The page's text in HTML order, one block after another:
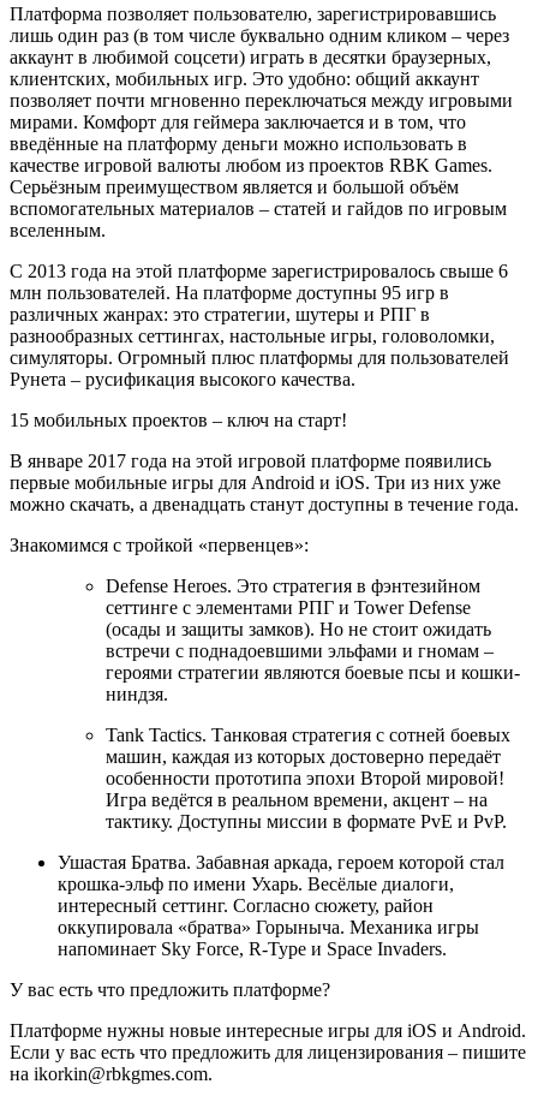
Платформа позволяет пользователю, зарегистрировавшись
лишь один раз (в том числе буквально одним кликом – через
аккаунт в любимой соцсети) играть в десятки браузерных,
клиентских, мобильных игр. Это удобно: общий аккаунт
позволяет почти мгновенно переключаться между игровыми
мирами. Комфорт для геймера заключается и в том, что
введённые на платформу деньги можно использовать в
качестве игровой валюты любом из проектов RBK Games.
Серьёзным преимуществом является и большой объём
вспомогательных материалов – статей и гайдов по игровым
вселенным.
С 2013 года на этой платформе зарегистрировалось свыше 6
млн пользователей. На платформе доступны 95 игр в
различных жанрах: это стратегии, шутеры и РПГ в
разнообразных сеттингах, настольные игры, головоломки,
симуляторы. Огромный плюс платформы для пользователей
Рунета – русификация высокого качества.
15 мобильных проектов – ключ на старт!
В январе 2017 года на этой игровой платформе появились
первые мобильные игры для Android и iOS. Три из них уже
можно скачать, а двенадцать станут доступны в течение года.
Знакомимся с тройкой «первенцев»:
Defense Heroes. Это стратегия в фэнтезийном
сеттинге с элементами РПГ и Tower Defense
(осады и защиты замков). Но не стоит ожидать
встречи с поднадоевшими эльфами и гномам –
героями стратегии являются боевые псы и кошки-
ниндзя.
Tank Tactics. Танковая стратегия с сотней боевых
машин, каждая из которых достоверно передаёт
особенности прототипа эпохи Второй мировой!
Игра ведётся в реальном времени, акцент – на
тактику. Доступны миссии в формате PvE и PvP.
Ушастая Братва. Забавная аркада, героем которой стал
крошка-эльф по имени Ухарь. Весёлые диалоги,
интересный сеттинг. Согласно сюжету, район
оккупировала «братва» Горыныча. Механика игры
напоминает Sky Force, R-Type и Space Invaders.
У вас есть что предложить платформе?
Платформе нужны новые интересные игры для iOS и Android.
Если у вас есть что предложить для лицензирования – пишите
на ikorkin@rbkgmes.com.